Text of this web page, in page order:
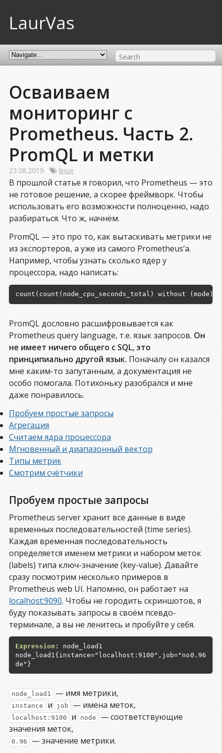
LaurVas
Осваиваем
мониторинг с
Prometheus. Часть 2.
PromQL и метки
23.08.2019 linux
В прошлой статье я говорил, что Prometheus — это
не готовое решение, а скорее фреймворк. Чтобы
использовать его возможности полноценно, надо
разбираться. Что ж, начнём.
PromQL — это про то, как вытаскивать метрики не
из экспортеров, а уже из самого Prometheus’а.
Например, чтобы узнать сколько ядер у
процессора, надо написать:
PromQL дословно расшифровывается как
Prometheus query language, т.е. язык запросов. Он
не имеет ничего общего с SQL, это
принципиально другой язык. Поначалу он казался
мне каким-то запутанным, а документация не
особо помогала. Потихоньку разобрался и мне
даже понравилось.
Пробуем простые запросы
Агрегация
Считаем ядра процессора
Мгновенный и диапазонный вектор
Типы метрик
Смотрим счётчики
Пробуем простые запросы
Prometheus server хранит все данные в виде
временных последовательностей (time series).
Каждая временная последовательность
определяется именем метрики и набором меток
(labels) типа ключ-значение (key-value). Давайте
сразу посмотрим несколько примеров в
Prometheus web UI. Напомню, он работает на
localhost:9090. Чтобы не городить скриншотов, я
буду показывать запросы в своём псевдо-
терминале, а вы не ленитесь и пробуйте у себя.
Expression:
0.96
node_load1{instance="localhost:9100",job="no
node_load1 — имя метрики,
instance и job — имена меток,
localhost:9100 и node
— соответствующие
значения меток,
0.96 — значение метрики.